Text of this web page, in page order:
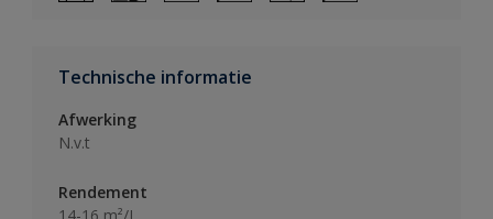
Technische informatie
Afwerking
N.v.t
Rendement